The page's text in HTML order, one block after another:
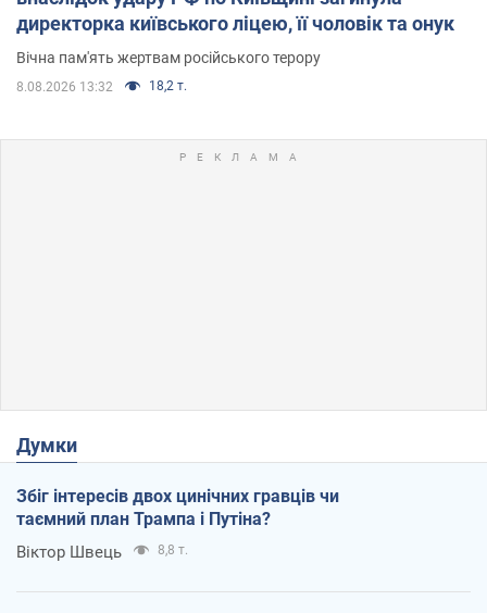
директорка київського ліцею, її чоловік та онук
Вічна пам'ять жертвам російського терору
8.08.2026 13:32 18,2 т.
Думки
Збіг інтересів двох цинічних гравців чи
таємний план Трампа і Путіна?
Віктор Швець 8,8 т.